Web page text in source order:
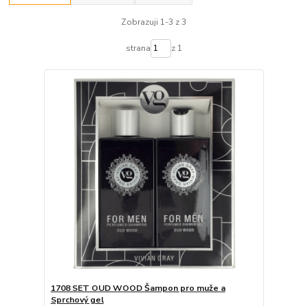
Zobrazuji 1-3 z 3
strana z 1
1708 SET OUD WOOD Šampon pro muže a
Sprchový gel